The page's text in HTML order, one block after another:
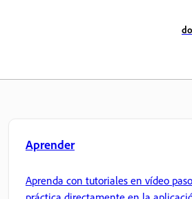
Aprender
Aprenda con tutoriales en vídeo